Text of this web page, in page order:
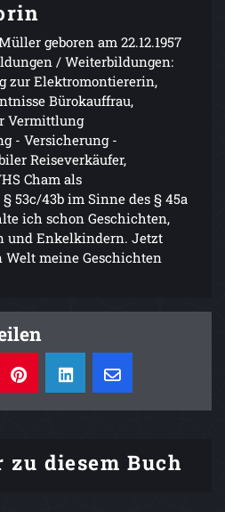
geboren am 22.12.1957
/ Weiterbildungen:
zur Elektromontiererin,
Bürokauffrau,
Vermittlung
- Versicherung -
Reiseverkäufer,
Cham als
53c/43b im Sinne des § 45a
ich schon Geschichten,
und Enkelkindern. Jetzt
Welt meine Geschichten
zu diesem Buch